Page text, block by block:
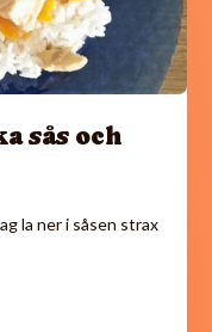
sås och
la ner i såsen strax